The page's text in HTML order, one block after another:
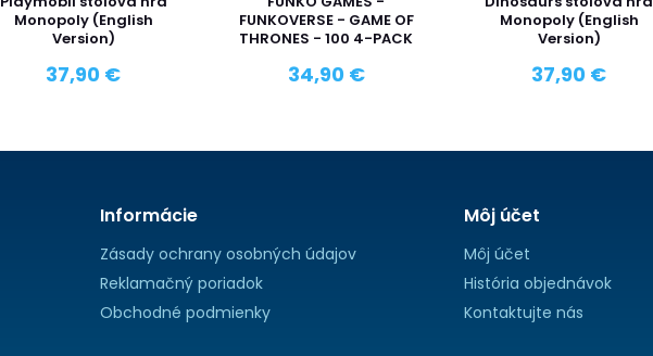
Monopoly (English
Version)
37,90 €
FUNKOVERSE - GAME OF
THRONES - 100 4-PACK
34,90 €
Monopoly (English
Version)
37,90 €
Informácie
Zásady ochrany osobných údajov
Reklamačný poriadok
Obchodné podmienky
Môj účet
Môj účet
História objednávok
Kontaktujte nás